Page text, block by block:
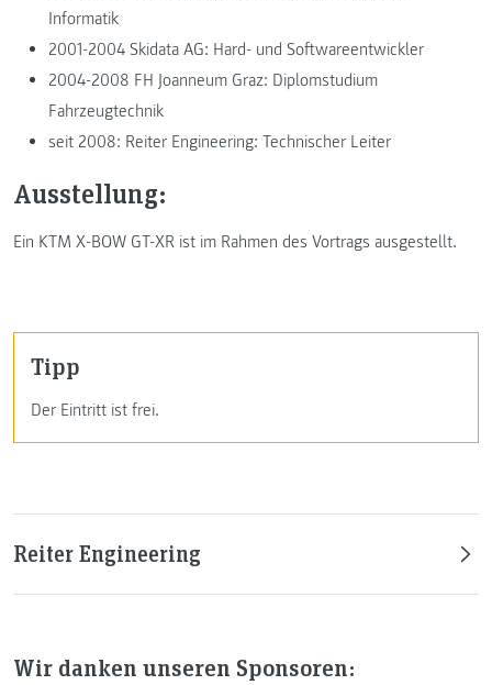
Informatik
2001-2004 Skidata AG: Hard- und Softwareentwickler
2004-2008 FH Joanneum Graz: Diplomstudium
Fahrzeugtechnik
seit 2008: Reiter Engineering: Technischer Leiter
Ausstellung:
Ein KTM X-BOW GT-XR ist im Rahmen des Vortrags ausgestellt.
Tipp
Der Eintritt ist frei.
Reiter Engineering
Wir danken unseren Sponsoren: